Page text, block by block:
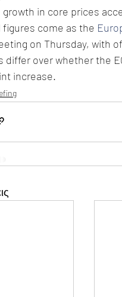
in core prices
figures come as the
on Thursday, with
differ over whether the
increase.